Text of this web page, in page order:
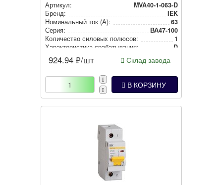
Артикул:
MVA40-1-063-D
Бренд:
IEK
Номи­наль­ный ток (А):
63
Серия:
ВА47-100
Количество силовых полюсов:
1
Харак­те­рис­ти­ка сра­ба­ты­ва­ния:
D
924.94 ₽/шт Склад завода
В КОРЗИНУ